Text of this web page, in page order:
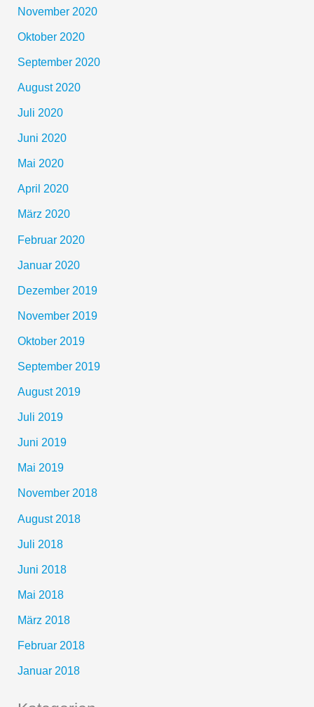
November 2020
Oktober 2020
September 2020
August 2020
Juli 2020
Juni 2020
Mai 2020
April 2020
März 2020
Februar 2020
Januar 2020
Dezember 2019
November 2019
Oktober 2019
September 2019
August 2019
Juli 2019
Juni 2019
Mai 2019
November 2018
August 2018
Juli 2018
Juni 2018
Mai 2018
März 2018
Februar 2018
Januar 2018